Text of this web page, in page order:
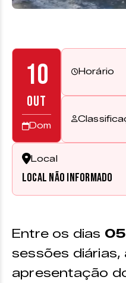
10
OUT
Dom
Horário
Local
Local não informado
Entre os dias
sessões diárias,
apresentação